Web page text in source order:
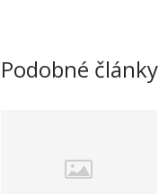
Podobné články